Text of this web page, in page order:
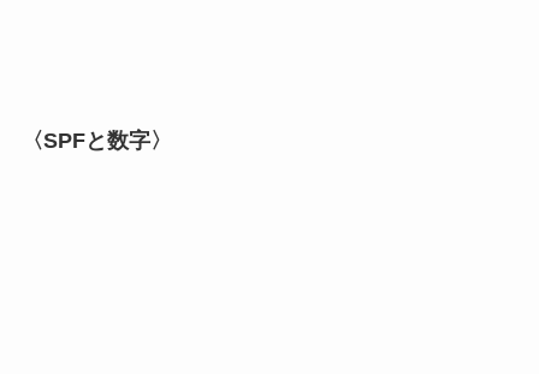
〈SPFと数字〉